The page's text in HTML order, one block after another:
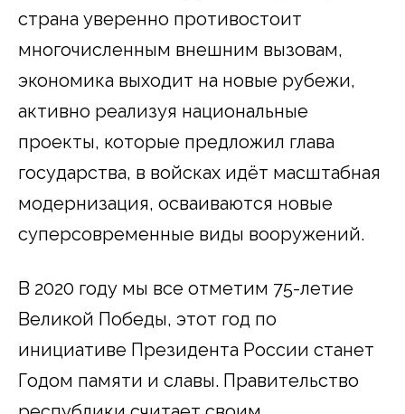
страна уверенно противостоит
многочисленным внешним вызовам,
экономика выходит на новые рубежи,
активно реализуя национальные
проекты, которые предложил глава
государства, в войсках идёт масштабная
модернизация, осваиваются новые
суперсовременные виды вооружений.
В 2020 году мы все отметим 75-летие
Великой Победы, этот год по
инициативе Президента России станет
Годом памяти и славы. Правительство